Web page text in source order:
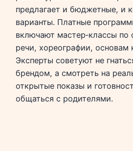
предлагает и бюджетные, и
варианты. Платные
включают мастер‑классы по
речи, хореографии, основам
Эксперты советуют не
брендом, а смотреть на
открытые показы и
общаться с родителями.